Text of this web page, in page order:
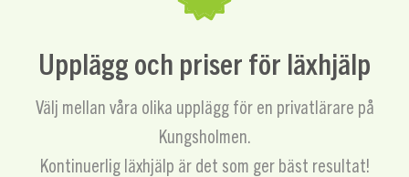
Upplägg och priser för läxhjälp
Välj mellan våra olika upplägg för en privatlärare på
Kungsholmen.
Kontinuerlig läxhjälp är det som ger bäst resultat!